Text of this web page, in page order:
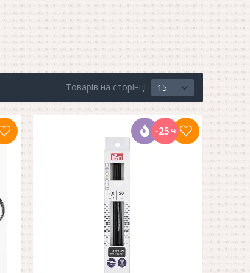
Товарів на сторінці 15
-25 %